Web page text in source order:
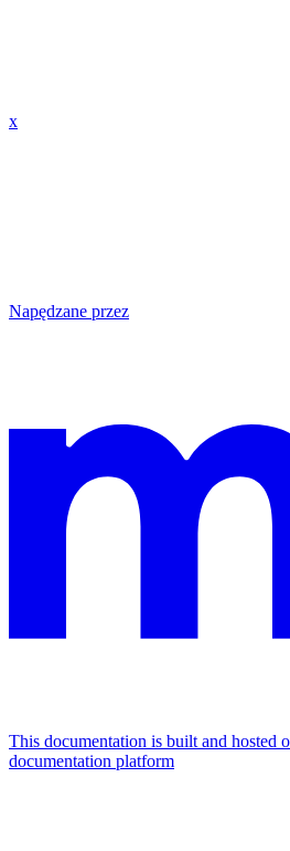
x
Napędzane przez
This documentation is built and hosted
documentation platform